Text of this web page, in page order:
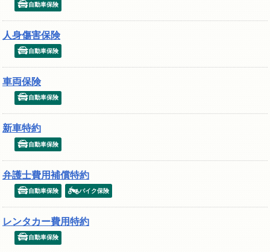
自動車保険
人身傷害保険
自動車保険
車両保険
自動車保険
新車特約
自動車保険
弁護士費用補償特約
自動車保険 バイク保険
レンタカー費用特約
自動車保険